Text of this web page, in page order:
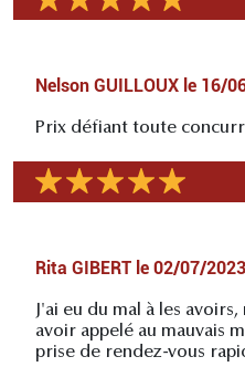
Nelson GUILLOUX le 16/
Prix défiant toute
Rita GIBERT le 02/07/2023
J'ai eu du mal à les avoirs,
avoir appelé au mauvais
prise de rendez-vous